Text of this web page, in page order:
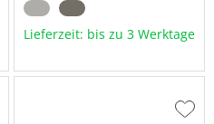
Lieferzeit: bis zu 3 Werktage
Zur